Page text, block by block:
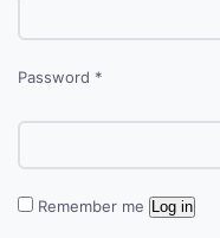
Password *
Remember me Log in